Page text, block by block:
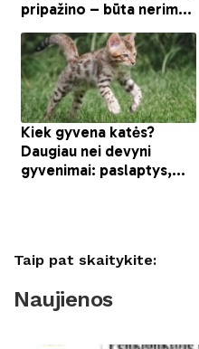
Taip pat skaitykite:
Naujienos